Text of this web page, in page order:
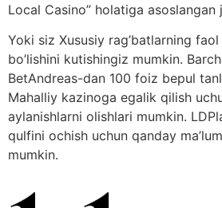
Local Casino” holatiga
Yoki siz Xususiy rag’batlarning
bo’lishini kutishingiz mumkin.
BetAndreas-dan 100 foiz bepul
Mahalliy kazinoga egalik qilish
aylanishlarni olishlari mumkin.
qulfini ochish uchun qanday
mumkin.